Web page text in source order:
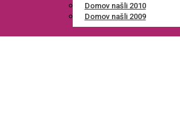
Domov našli 2010
Domov našli 2009